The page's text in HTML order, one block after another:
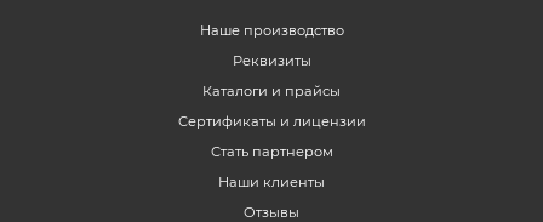
Наше производство
Реквизиты
Каталоги и прайсы
Сертификаты и лицензии
Стать партнером
Наши клиенты
Отзывы